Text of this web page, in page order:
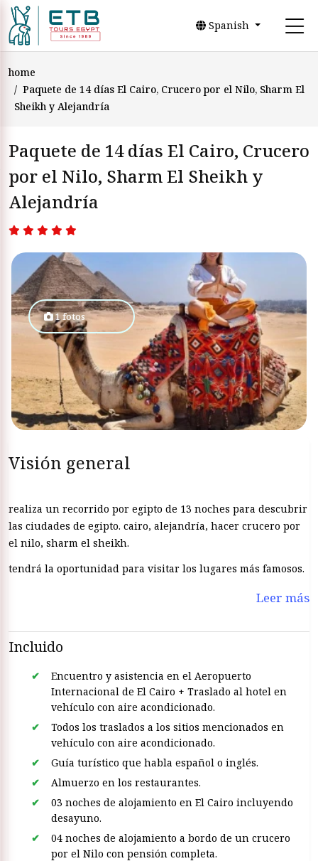
Spanish
home
Paquete de 14 días El Cairo, Crucero por el Nilo, Sharm El
Sheikh y Alejandría
Paquete de 14 días El Cairo, Crucero
por el Nilo, Sharm El Sheikh y
Alejandría
1 fotos
Visión general
realiza un recorrido por egipto de 13 noches para descubrir
las ciudades de egipto. cairo, alejandría, hacer crucero por
el nilo, sharm el sheikh.
tendrá la oportunidad para visitar los lugares más famosos.
Leer más
Incluido
Encuentro y asistencia en el Aeropuerto
Internacional de El Cairo + Traslado al hotel en
vehículo con aire acondicionado.
Todos los traslados a los sitios mencionados en
vehículo con aire acondicionado.
Guía turístico que habla español o inglés.
Almuerzo en los restaurantes.
03 noches de alojamiento en El Cairo incluyendo
desayuno.
04 noches de alojamiento a bordo de un crucero
por el Nilo con pensión completa.